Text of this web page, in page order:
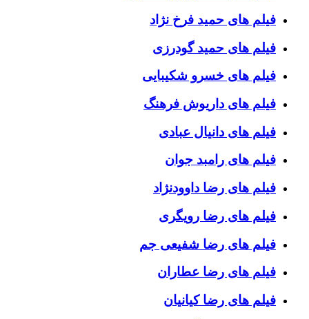
فیلم های حمید فرخ نژاد
فیلم های حمید گودرزی
فیلم های خسرو شکیبایی
فیلم های داریوش فرهنگ
فیلم های دانیال عبادی
فیلم های رامبد جوان
فیلم های رضا داوودنژاد
فیلم های رضا رویگری
فیلم های رضا شفیعی جم
فیلم های رضا عطاران
فیلم های رضا کیانیان